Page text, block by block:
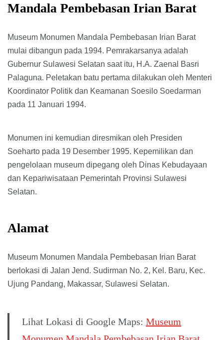
Mandala Pembebasan Irian Barat
Museum Monumen Mandala Pembebasan Irian Barat
mulai dibangun pada 1994. Pemrakarsanya adalah
Gubernur Sulawesi Selatan saat itu, H.A. Zaenal Basri
Palaguna. Peletakan batu pertama dilakukan oleh Menteri
Koordinator Politik dan Keamanan Soesilo Soedarman
pada 11 Januari 1994.
Monumen ini kemudian diresmikan oleh Presiden
Soeharto pada 19 Desember 1995. Kepemilikan dan
pengelolaan museum dipegang oleh Dinas Kebudayaan
dan Kepariwisataan Pemerintah Provinsi Sulawesi
Selatan.
Alamat
Museum Monumen Mandala Pembebasan Irian Barat
berlokasi di Jalan Jend. Sudirman No. 2, Kel. Baru, Kec.
Ujung Pandang, Makassar, Sulawesi Selatan.
Lihat Lokasi di Google Maps: Museum